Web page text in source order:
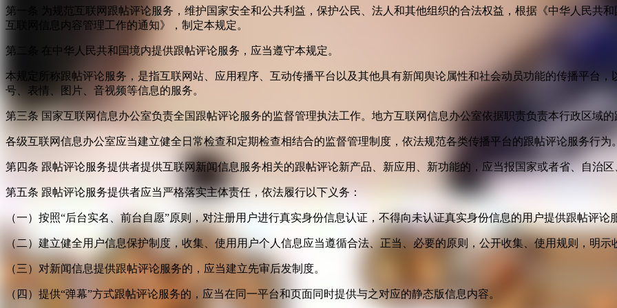
第一条 为规范互联网跟帖评论服务，维护国家安全和公共利益，保护公民、法人和其他组织的合法权益，根据《中华人民共
互联网信息内容管理工作的通知》，制定本规定。
第二条 在中华人民共和国境内提供跟帖评论服务，应当遵守本规定。
本规定所称跟帖评论服务，是指互联网站、应用程序、互动传播平台以及其他具有新闻舆论属性和社会动员功能的传播平台
号、表情、图片、音视频等信息的服务。
第三条 国家互联网信息办公室负责全国跟帖评论服务的监督管理执法工作。地方互联网信息办公室依据职责负责本行政区域
各级互联网信息办公室应当建立健全日常检查和定期检查相结合的监督管理制度，依法规范各类传播平台的跟帖评论服务行为
第四条 跟帖评论服务提供者提供互联网新闻信息服务相关的跟帖评论新产品、新应用、新功能的，应当报国家或者省、自治
第五条 跟帖评论服务提供者应当严格落实主体责任，依法履行以下义务：
（一）按照“后台实名、前台自愿”原则，对注册用户进行真实身份信息认证，不得向未认证真实身份信息的用户提供跟帖评论
（二）建立健全用户信息保护制度，收集、使用用户个人信息应当遵循合法、正当、必要的原则，公开收集、使用规则，明
（三）对新闻信息提供跟帖评论服务的，应当建立先审后发制度。
（四）提供“弹幕”方式跟帖评论服务的，应当在同一平台和页面同时提供与之对应的静态版信息内容。